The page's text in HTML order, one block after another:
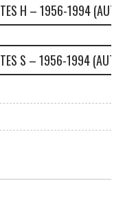
H – 1956-1994
S – 1956-1994